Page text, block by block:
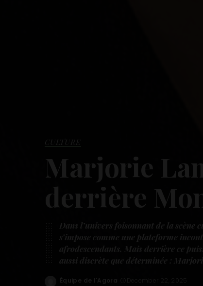
CULTURE
Marjorie
derrière
Dans l’univers foisonnant de la scène
s’impose comme une plateforme
afrodescendants. Mais derrière ce
aussi discrète que déterminée :
Posted
Équipe de l'Agora